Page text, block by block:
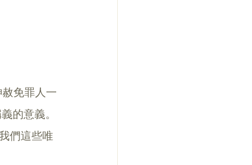
免罪人一
的意義。
們這些唯